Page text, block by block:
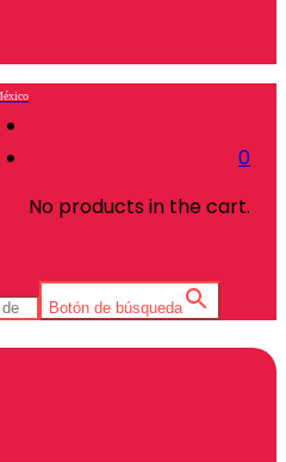
0
No products in the cart.
Botón de búsqueda